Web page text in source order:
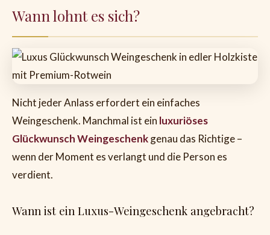
Wann lohnt es sich?
Nicht jeder Anlass erfordert ein einfaches
Weingeschenk. Manchmal ist ein luxuriöses
Glückwunsch Weingeschenkgenau das Richtige –
wenn der Moment es verlangt und die Person es
verdient.
Wann ist ein Luxus-Weingeschenk angebracht?